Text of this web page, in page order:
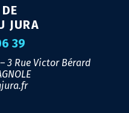
JURA
39
3 Rue Victor Bérard